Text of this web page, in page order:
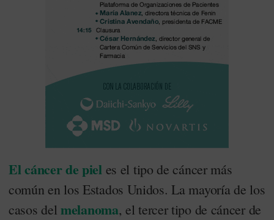
El cáncer de pieles el tipo de cáncer más
común en los Estados Unidos. La mayoría de los
casos del melanoma, el tercer tipo de cáncer de